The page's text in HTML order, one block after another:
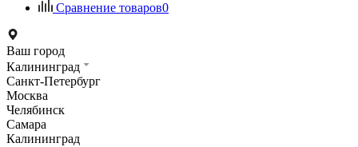
Сравнение товаров0
Ваш город
Калининград
Санкт-Петербург
Москва
Челябинск
Самара
Калининград